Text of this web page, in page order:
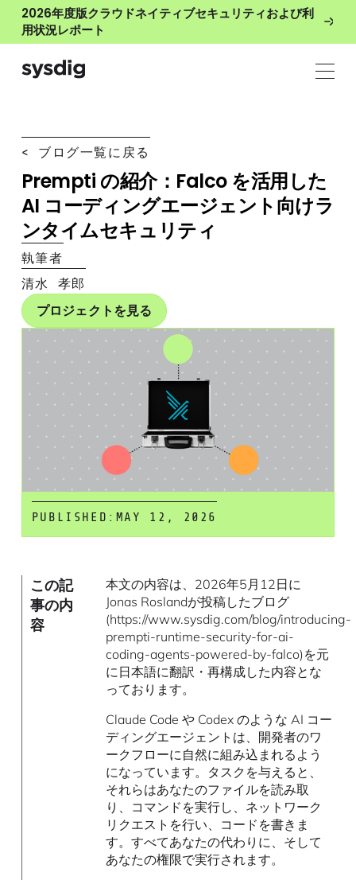
2026年度版クラウドネイティブセキュリティおよび利
用状況レポート
< ブログ一覧に戻る
Prempti の紹介：Falco を活用した
AI コーディングエージェント向けラ
ンタイムセキュリティ
執筆者
清水 孝郎
プロジェクトを見る
PUBLISHED: MAY 12, 2026
この記
事の内
容
本文の内容は、2026年5月12日に
Jonas Roslandが投稿したブログ
(https://www.sysdig.com/blog/introducing-
prempti-runtime-security-for-ai-
coding-agents-powered-by-falco)を元
に日本語に翻訳・再構成した内容とな
っております。
Claude Code や Codex のような AI コー
ディングエージェントは、開発者のワ
ークフローに自然に組み込まれるよう
になっています。タスクを与えると、
それらはあなたのファイルを読み取
り、コマンドを実行し、ネットワーク
リクエストを行い、コードを書きま
す。すべてあなたの代わりに、そして
あなたの権限で実行されます。